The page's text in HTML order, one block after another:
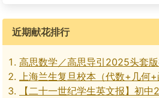
近期献花排行
高思数学／高思导引2025头套
上海兰生复旦校本（代数+几何+
【二十一世纪学生英文报】初